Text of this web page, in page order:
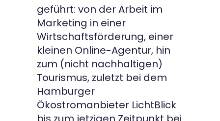
geführt: von der Arbeit im
Marketing in einer
Wirtschaftsförderung, einer
kleinen Online-Agentur, hin
zum (nicht nachhaltigen)
Tourismus, zuletzt bei dem
Hamburger
Ökostromanbieter LichtBlick